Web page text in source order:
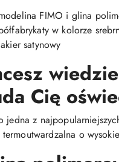
FIMO i glina
w kolorze
satynowy
Cię
jedna z
termoutwardzalna o